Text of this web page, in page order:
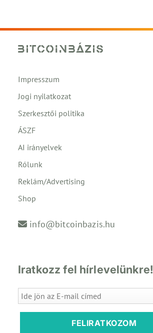
Impresszum
Jogi nyilatkozat
Szerkesztői politika
ÁSZF
AI irányelvek
Rólunk
Reklám/Advertising
Shop
info@bitcoinbazis.hu
Iratkozz fel hírlevelünkre!
FELIRATKOZOM